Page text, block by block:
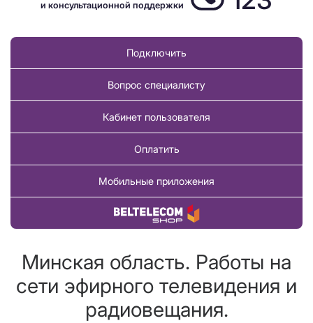
и консультационной поддержки
Подключить
Вопрос специалисту
Кабинет пользователя
Оплатить
Мобильные приложения
Купить товар
Минская область. Работы на
сети эфирного телевидения и
радиовещания.